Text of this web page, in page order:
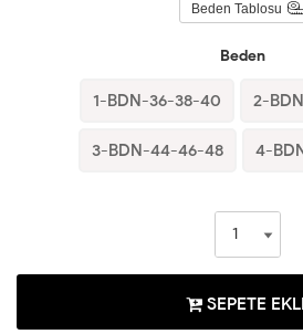
Beden Tablosu
Beden
1-BDN-36-38-40 2-
3-BDN-44-46-48 4-
SEPETE